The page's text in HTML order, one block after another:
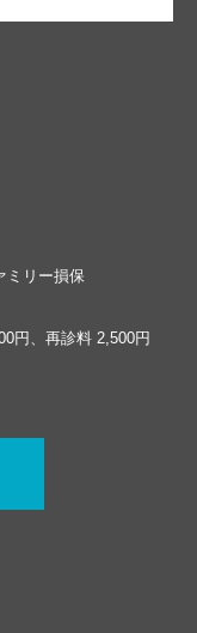
ミリー損保
円、再診料 2,500円